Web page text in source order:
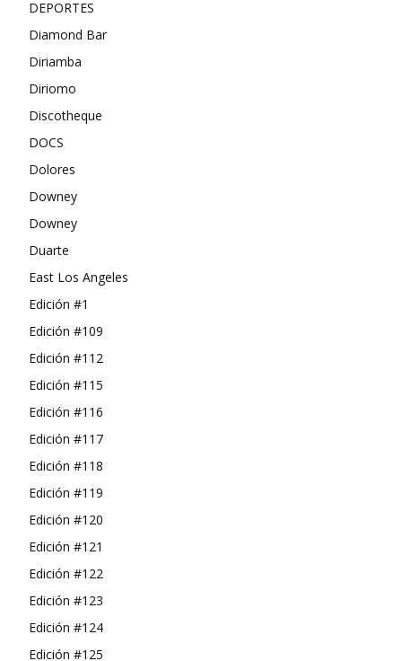
DEPORTES
Diamond Bar
Diriamba
Diriomo
Discotheque
DOCS
Dolores
Downey
Downey
Duarte
East Los Angeles
Edición #1
Edición #109
Edición #112
Edición #115
Edición #116
Edición #117
Edición #118
Edición #119
Edición #120
Edición #121
Edición #122
Edición #123
Edición #124
Edición #125